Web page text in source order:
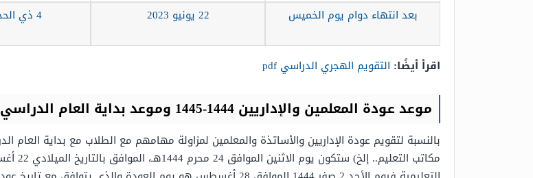
بعد انتهاء دوام يوم الخميس
22 يونيو 2023 4 ذي الحجة 1444
اقرأ أيضًا: التقويم الهجري الدراسي pdf
موعد عودة المعلمين والإداريين 1444-1445 وموعد بداية العام الدراسي
بالنسبة لتقويم عودة الإداريين والأساتذة والمعلمين لمزاولة مهامهم مع الطلاب مع بداية